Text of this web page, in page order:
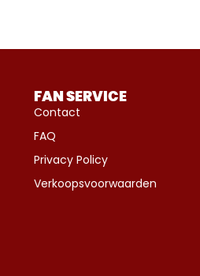
FAN SERVICE
Contact
FAQ
Privacy Policy
Verkoopsvoorwaarden